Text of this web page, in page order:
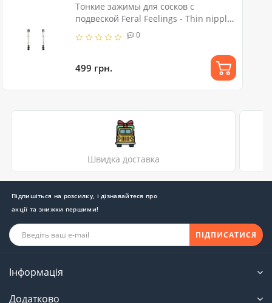
Тонкие зажимы для сосков с
подвеской Feral Feelings - Thin nipple
clamps, серебро/черный
0
499 грн.
Швидка доставка
Підпишіться на розсилку, і дізнавайтеся про
акції та знижки першими!
ПІДПИСАТИСЯ
Інформація
Додатково